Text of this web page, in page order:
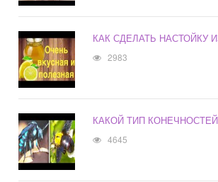
КАК СДЕЛАТЬ НАСТОЙКУ
2983
КАКОЙ ТИП
4645